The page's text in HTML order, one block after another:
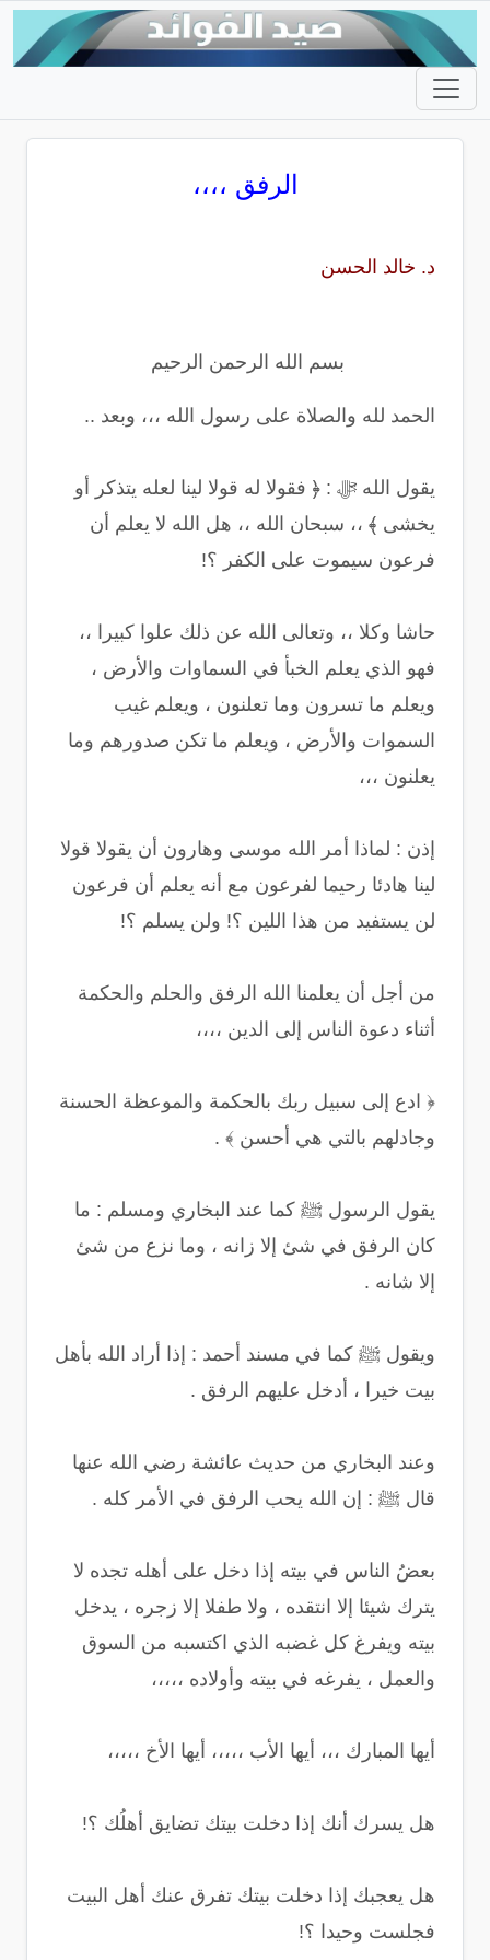
الرفق ،،،،
د. خالد الحسن
بسم الله الرحمن الرحيم
الحمد لله والصلاة على رسول الله ،،، وبعد ..
يقول الله ﷻ : ﴿ فقولا له قولا لينا لعله يتذكر أو
يخشى ﴾ ،، سبحان الله ،، هل الله لا يعلم أن
فرعون سيموت على الكفر ؟!
حاشا وكلا ،، وتعالى الله عن ذلك علوا كبيرا ،،
فهو الذي يعلم الخبأ في السماوات والأرض ،
ويعلم ما تسرون وما تعلنون ، ويعلم غيب
السموات والأرض ، ويعلم ما تكن صدورهم وما
يعلنون ،،،
إذن : لماذا أمر الله موسى وهارون أن يقولا قولا
لينا هادئا رحيما لفرعون مع أنه يعلم أن فرعون
لن يستفيد من هذا اللين ؟! ولن يسلم ؟!
من أجل أن يعلمنا الله الرفق والحلم والحكمة
أثناء دعوة الناس إلى الدين ،،،،
﴿ ادع إلى سبيل ربك بالحكمة والموعظة الحسنة
وجادلهم بالتي هي أحسن ﴾ .
يقول الرسول ﷺ كما عند البخاري ومسلم : ما
كان الرفق في شئ إلا زانه ، وما نزع من شئ
إلا شانه .
ويقول ﷺ كما في مسند أحمد : إذا أراد الله بأهل
بيت خيرا ، أدخل عليهم الرفق .
وعند البخاري من حديث عائشة رضي الله عنها
قال ﷺ : إن الله يحب الرفق في الأمر كله .
بعضُ الناس في بيته إذا دخل على أهله تجده لا
يترك شيئا إلا انتقده ، ولا طفلا إلا زجره ، يدخل
بيته ويفرغ كل غضبه الذي اكتسبه من السوق
والعمل ، يفرغه في بيته وأولاده ،،،،،
أيها المبارك ،،، أيها الأب ،،،،، أيها الأخ ،،،،،
هل يسرك أنك إذا دخلت بيتك تضايق أهلُك ؟!
هل يعجبك إذا دخلت بيتك تفرق عنك أهل البيت
فجلست وحيدا ؟!